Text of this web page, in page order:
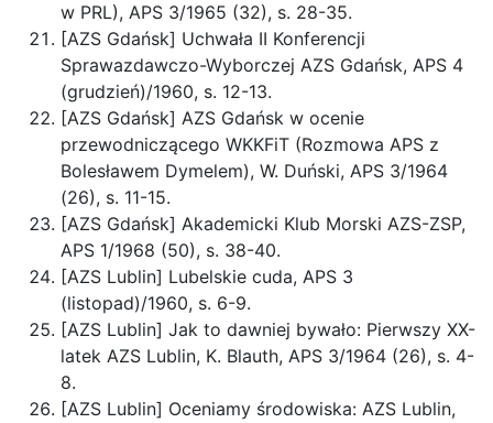
w PRL), APS 3/1965 (32), s. 28-35.
[AZS Gdańsk] Uchwała II Konferencji
Sprawazdawczo-Wyborczej AZS Gdańsk, APS 4
(grudzień)/1960, s. 12-13.
[AZS Gdańsk] AZS Gdańsk w ocenie
przewodniczącego WKKFiT (Rozmowa APS z
Bolesławem Dymelem), W. Duński, APS 3/1964
(26), s. 11-15.
[AZS Gdańsk] Akademicki Klub Morski AZS-ZSP,
APS 1/1968 (50), s. 38-40.
[AZS Lublin] Lubelskie cuda, APS 3
(listopad)/1960, s. 6-9.
[AZS Lublin] Jak to dawniej bywało: Pierwszy XX-
latek AZS Lublin, K. Blauth, APS 3/1964 (26), s. 4-
8.
[AZS Lublin] Oceniamy środowiska: AZS Lublin,